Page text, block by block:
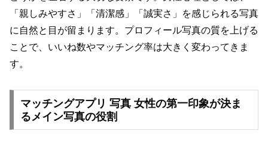
「親しみやすさ」「清潔感」「誠実さ」を感じられる写真
に自然と目が留まります。プロフィール写真の質を上げる
ことで、いいね数やマッチング率は大きく変わってきま
す。
マッチングアプリ 写真 女性の第一印象が決ま
るメイン写真の役割